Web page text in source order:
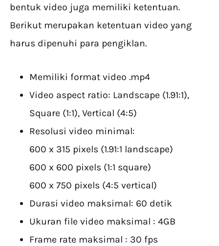
bentuk video juga memiliki ketentuan.
Berikut merupakan ketentuan video yang
harus dipenuhi para pengiklan.
Memiliki format video .mp4
Video aspect ratio: Landscape (1.91:1),
Square (1:1), Vertical (4:5)
Resolusi video minimal:
600 x 315 pixels (1.91:1 landscape)
600 x 600 pixels (1:1 square)
600 x 750 pixels (4:5 vertical)
Durasi video maksimal: 60 detik
Ukuran file video maksimal : 4GB
Frame rate maksimal : 30 fps